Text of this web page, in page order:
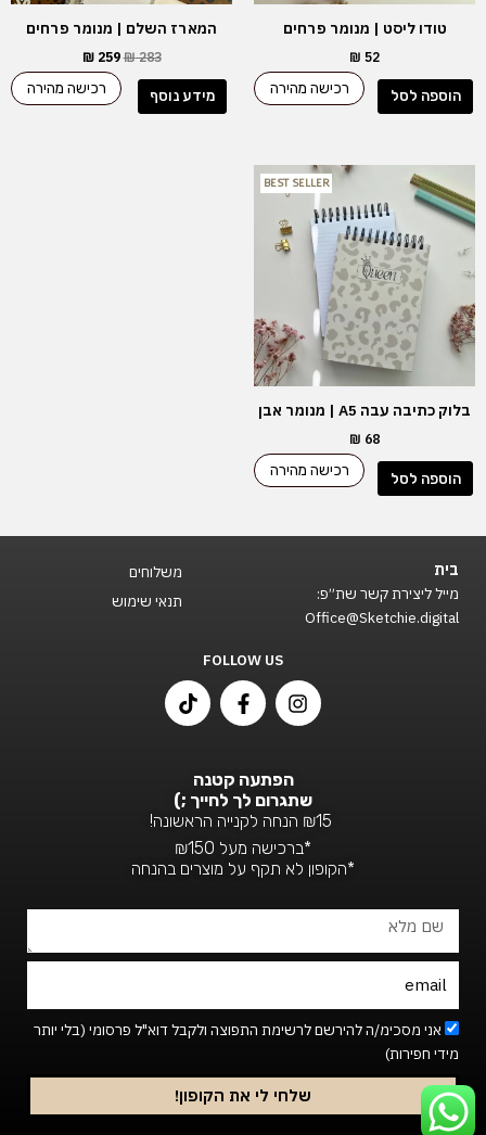
טודו ליסט | מנומר פרחים
₪ 52
הוספה לסל רכישה מהירה
המארז השלם | מנומר פרחים
₪283
₪259
מידע נוסף רכישה מהירה
BEST SELLER
בלוק כתיבה עבה A5 | מנומר אבן
₪ 68
הוספה לסל רכישה מהירה
בית
מייל ליצירת קשר שת״פ:
Office@Sketchie.digital
משלוחים
תנאי שימוש
FOLLOW US
I
n
s
a
g
r
a
m
F
a
c
b
o
o
k
-
f
T
i
k
k הפתעה קטנה
שתגרום לך לחייך ;)
*ברכישה מעל ₪150
*הקופון לא תקף על מוצרים בהנחה
שם
Footer_newsletter
אני מסכימ/ה להירשם לרשימת התפוצה ולקבל דוא"ל פרסומי (בלי יותר
מידי חפירות)
שלחי לי את הקופון!